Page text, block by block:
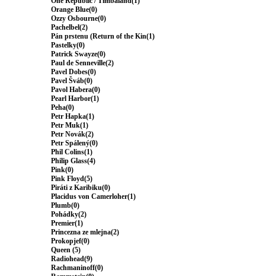
Orange Blue(0)
Ozzy Osbourne(0)
Pachelbel(2)
Pán prstenu (Return of the Kin(1)
Pastelky(0)
Patrick Swayze(0)
Paul de Senneville(2)
Pavel Dobes(0)
Pavel Šváb(0)
Pavol Habera(0)
Pearl Harbor(1)
Peha(0)
Petr Hapka(1)
Petr Muk(1)
Petr Novák(2)
Petr Spálený(0)
Phil Colins(1)
Philip Glass(4)
Pink(0)
Pink Floyd(5)
Piráti z Karibiku(0)
Placidus von Camerloher(1)
Plumb(0)
Pohádky(2)
Premier(1)
Princezna ze mlejna(2)
Prokopjef(0)
Queen (5)
Radiohead(9)
Rachmaninoff(0)